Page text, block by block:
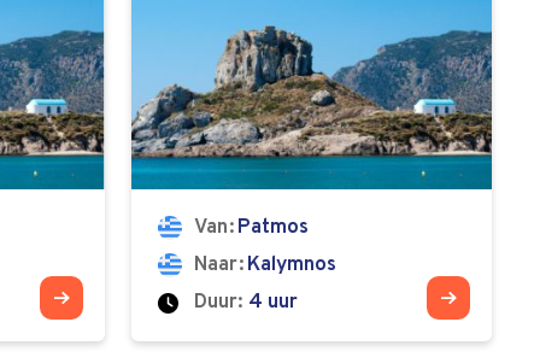
Van
Patmos
Naar
Kalymnos
Duur: 4 uur